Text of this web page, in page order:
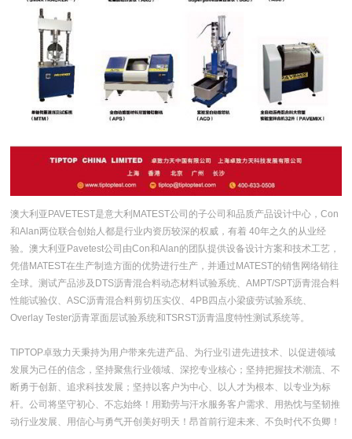
澳大利亚PAVETEST是意大利MATEST公司的子公司和品质产品设计中心，Con
和Alan两位联合创始人都是行业内资历较深的权威，有着 40年之久的从业经
验。澳大利亚Pavetest公司由Con和Alan的团队提供设备设计方案和技术工艺，
凭借MATEST在生产制造方面的优势进行生产，并通过MATEST的销售网络销往
全球。测试产品涉及DTS沥青混合料动态材料试验系统、AMPT/SPT沥青混合料
性能试验仪、ASC沥青混合料剪切压实仪、4PB四点小梁疲劳试验系统、
Overlay Tester沥青罩面层试验系统和TSRST沥青温度特性测试系统等。
TIPTOP卓致力天秉持为用户带来先进产品、为行业引进先进技术、以促进领域
发展为己任的信念，坚持聚焦行业领域、深挖专业核心；坚持把握技术潮流、不
断勇于创新、追求科技发展；坚持以客户为中心、以人才为根本、以专业为标
杆。公司将坚守初心、不忘始终！用勤劳与汗水服务客户需求、用热忱与坚韧推
动行业发展、用信心与勇气开创美好明天！昂首前行迎未来、不负时代不负卿！